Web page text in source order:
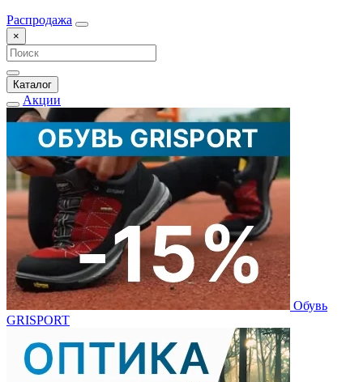
Распродажа
×
Каталог
Акции
Обувь
GRISPORT